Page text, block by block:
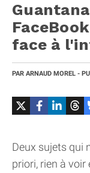
face à
PAR ARNAUD MOREL -
Deux sujets qui
priori, rien à voir